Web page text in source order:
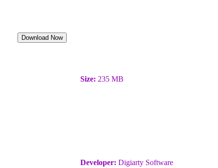
Download Now
Size: 235 MB
Developer: Digiarty Software